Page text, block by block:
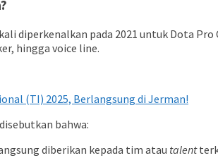
diperkenalkan pada 2021 untuk Dota
hingga voice line.
(TI) 2025, Berlangsung di Jerman!
bahwa:
diberikan kepada tim atau talent